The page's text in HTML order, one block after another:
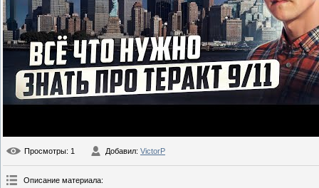
Просмотры: 1 Добавил: VictorP
Описание материала: